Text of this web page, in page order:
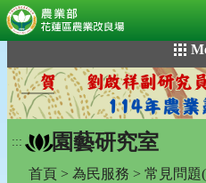
到
主
要
內
容
::: 園藝研究室
首頁 > 為民服務 > 常見問題